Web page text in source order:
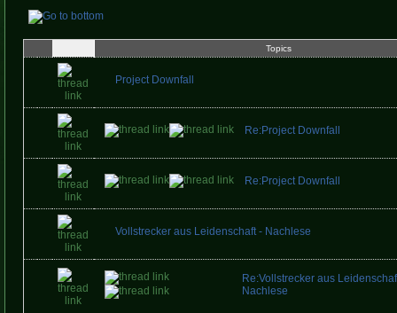
Topics
Project Downfall
Re:Project Downfall
Re:Project Downfall
Vollstrecker aus Leidenschaft - Nachlese
Re:Vollstrecker aus
Nachlese